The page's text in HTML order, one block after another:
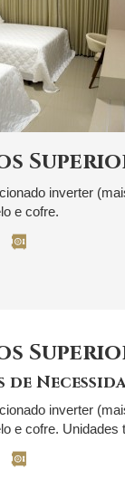
inverter
e cofre.
inverter
e cofre.